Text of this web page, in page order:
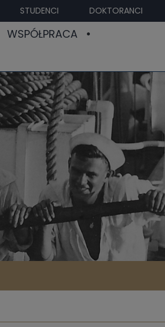
STUDENCI DOKTORANCI
WSPÓŁPRACA